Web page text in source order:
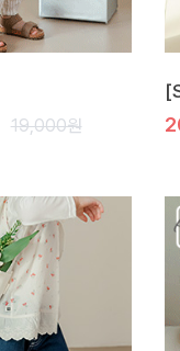
19,000원